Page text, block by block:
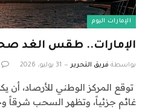
الإمارات اليوم
الإمارات.. طقس الغد
بواسطة فريق التحرير 31 يوليو، 2026
توقع المركز الوطني للأرصاد،
غائم جزئياً، وتظهر السحب شرقاً